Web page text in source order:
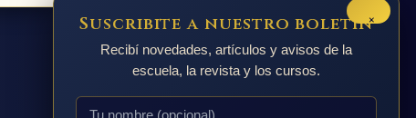
×
Suscribite a nuestro boletín
Recibí novedades, artículos y avisos de la
escuela, la revista y los cursos.